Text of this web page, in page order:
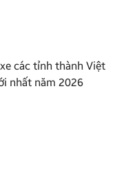
các tỉnh thành Việt
nhất năm 2026